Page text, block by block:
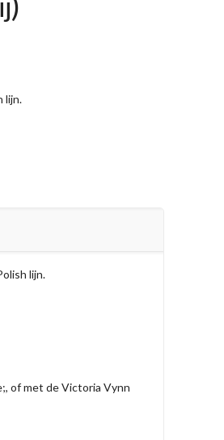
lijn.
lijn.
of met de Victoria Vynn